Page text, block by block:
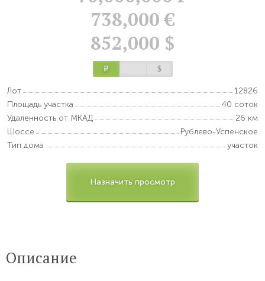
738,000 €
852,000 $
Р $
Лот
12826
Площадь участка
40 соток
Удаленность от МКАД
26 км
Шоссе
Рублево-Успенское
Тип дома
участок
Назначить просмотр
Описание